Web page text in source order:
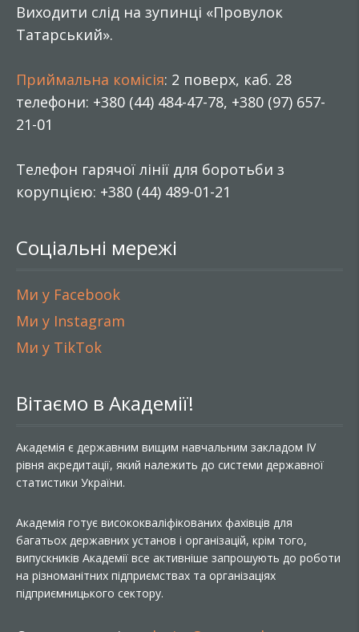
Виходити слід на зупинці «Провулок
Татарський».
Приймальна комісія: 2 поверх, каб. 28
телефони: +380 (44) 484-47-78, +380 (97) 657-
21-01
Телефон гарячої лінії для боротьби з
корупцією: +380 (44) 489-01-21
Соціальні мережі
Ми у Facebook
Ми у Instagram
Ми у TikTok
Вітаємо в Академії!
Академія є державним вищим навчальним закладом IV
рівня акредитації, який належить до системи державної
статистики України.
Академія готує висококваліфікованих фахівців для
багатьох державних установ і організацій, крім того,
випускників Академії все активніше запрошують до роботи
на різноманітних підприємствах та організаціях
підприємницького сектору.